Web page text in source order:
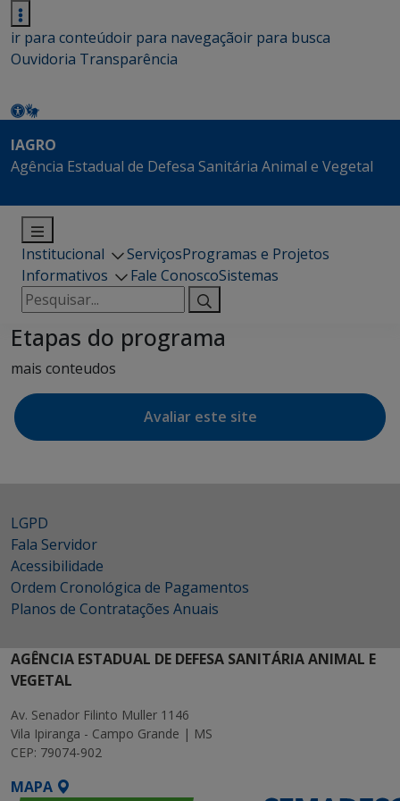
ir para conteúdoir para navegaçãoir para busca
Ouvidoria Transparência
IAGRO
Agência Estadual de Defesa Sanitária Animal e Vegetal
Institucional ServiçosProgramas e Projetos
Informativos
Fale ConoscoSistemas
Pesquisar
por:
Etapas do programa
mais conteudos
Avaliar este site
LGPD
Fala Servidor
Acessibilidade
Ordem Cronológica de Pagamentos
Planos de Contratações Anuais
AGÊNCIA ESTADUAL DE DEFESA SANITÁRIA ANIMAL E
VEGETAL
Av. Senador Filinto Muller 1146
Vila Ipiranga - Campo Grande | MS
CEP: 79074-902
MAPA